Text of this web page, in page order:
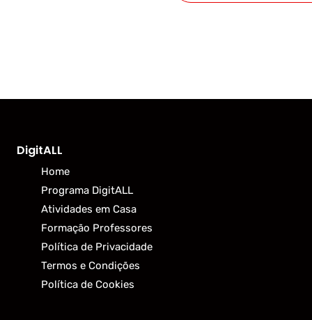
DigitALL
Home
Programa DigitALL
Atividades em Casa
Formação Professores
Política de Privacidade
Termos e Condições
Política de Cookies